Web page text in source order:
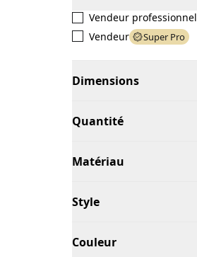
Vendeur professionnel
Vendeur
Super Pro
Dimensions
Quantité
Matériau
Style
Couleur